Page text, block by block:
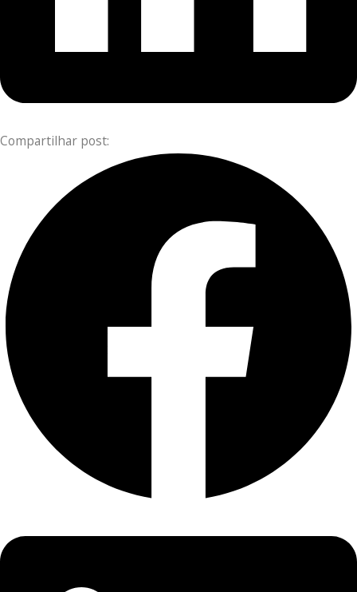
Compartilhar post: